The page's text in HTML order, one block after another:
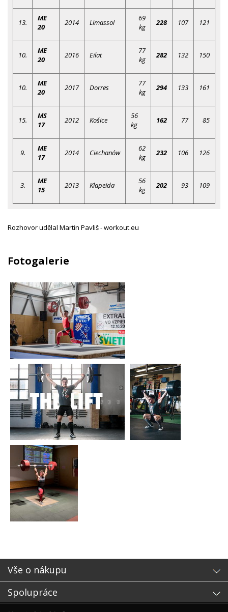
13.
ME
20
2014 Limassol
69
kg
228 107 121
10.
ME
20
2016 Eilat
77
kg
282 132 150
10.
ME
20
2017 Dorres
77
kg
294 133 161
15.
MS
17
2012 Košice
56
kg
162 77 85
9.
ME
17
2014 Ciechanów
62
kg
232 106 126
3.
ME
15
2013 Klapeida
56
kg
202 93 109
Rozhovor udělal Martin Pavliš - workout.eu
Fotogalerie
Vše o nákupu
Spolupráce